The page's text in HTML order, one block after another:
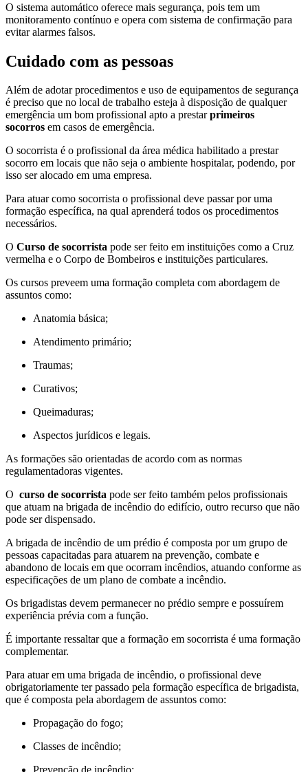
O sistema automático oferece mais segurança, pois tem um
monitoramento contínuo e opera com sistema de confirmação para
evitar alarmes falsos.
Cuidado com as pessoas
Além de adotar procedimentos e uso de equipamentos de segurança
é preciso que no local de trabalho esteja à disposição de qualquer
emergência um bom profissional apto a prestar primeiros
socorros em casos de emergência.
O socorrista é o profissional da área médica habilitado a prestar
socorro em locais que não seja o ambiente hospitalar, podendo, por
isso ser alocado em uma empresa.
Para atuar como socorrista o profissional deve passar por uma
formação específica, na qual aprenderá todos os procedimentos
necessários.
O Curso de socorrista pode ser feito em instituições como a Cruz
vermelha e o Corpo de Bombeiros e instituições particulares.
Os cursos preveem uma formação completa com abordagem de
assuntos como:
Anatomia básica;
Atendimento primário;
Traumas;
Curativos;
Queimaduras;
Aspectos jurídicos e legais.
As formações são orientadas de acordo com as normas
regulamentadoras vigentes.
O curso de socorrista pode ser feito também pelos profissionais
que atuam na brigada de incêndio do edifício, outro recurso que não
pode ser dispensado.
A brigada de incêndio de um prédio é composta por um grupo de
pessoas capacitadas para atuarem na prevenção, combate e
abandono de locais em que ocorram incêndios, atuando conforme as
especificações de um plano de combate a incêndio.
Os brigadistas devem permanecer no prédio sempre e possuírem
experiência prévia com a função.
É importante ressaltar que a formação em socorrista é uma formação
complementar.
Para atuar em uma brigada de incêndio, o profissional deve
obrigatoriamente ter passado pela formação específica de brigadista,
que é composta pela abordagem de assuntos como:
Propagação do fogo;
Classes de incêndio;